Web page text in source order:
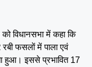
विधानसभा में कहा कि
रबी फसलों में पाला एवं
हुआ। इससे प्रभावित 17